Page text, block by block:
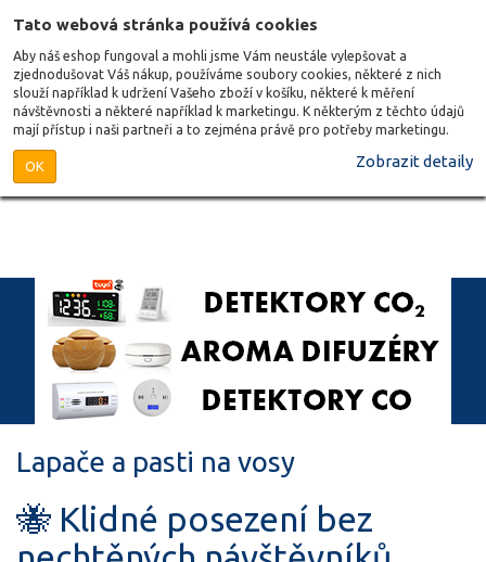
Tato webová stránka používá cookies
Aby náš eshop fungoval a mohli jsme Vám neustále vylepšovat a
zjednodušovat Váš nákup, používáme soubory cookies, některé z nich
slouží například k udržení Vašeho zboží v košíku, některé k měření
návštěvnosti a některé například k marketingu. K některým z těchto údajů
mají přístup i naši partneři a to zejména právě pro potřeby marketingu.
OK Zobrazit detaily
Lapače a pasti na vosy
🐝 Klidné posezení bez